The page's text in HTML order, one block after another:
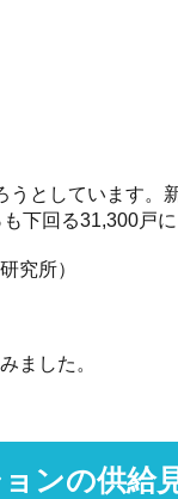
うとしています。
下回る31,300戸
究所）
ました。
ンの供給